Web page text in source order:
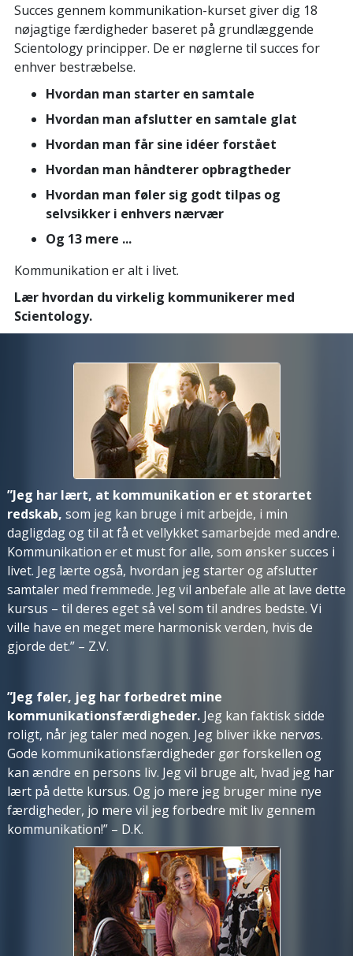
Succes gennem kommunikation-kurset giver dig 18
nøjagtige færdigheder baseret på grundlæggende
Scientology principper. De er nøglerne til succes for
enhver bestræbelse.
Hvordan man starter en samtale
Hvordan man afslutter en samtale glat
Hvordan man får sine idéer forstået
Hvordan man håndterer opbragtheder
Hvordan man føler sig godt tilpas og
selvsikker i enhvers nærvær
Og 13 mere ...
Kommunikation er alt i livet.
Lær hvordan du virkelig kommunikerer med
Scientology.
”Jeg har lært, at kommunikation er et storartet
redskab, som jeg kan bruge i mit arbejde, i min
dagligdag og til at få et vellykket samarbejde med andre.
Kommunikation er et must for alle, som ønsker succes i
livet. Jeg lærte også, hvordan jeg starter og afslutter
samtaler med fremmede. Jeg vil anbefale alle at lave dette
kursus – til deres eget så vel som til andres bedste. Vi
ville have en meget mere harmonisk verden, hvis de
gjorde det.” – Z.V.
”Jeg føler, jeg har forbedret mine
kommunikationsfærdigheder. Jeg kan faktisk sidde
roligt, når jeg taler med nogen. Jeg bliver ikke nervøs.
Gode kommunikationsfærdigheder gør forskellen og
kan ændre en persons liv. Jeg vil bruge alt, hvad jeg har
lært på dette kursus. Og jo mere jeg bruger mine nye
færdigheder, jo mere vil jeg forbedre mit liv gennem
kommunikation!” – D.K.